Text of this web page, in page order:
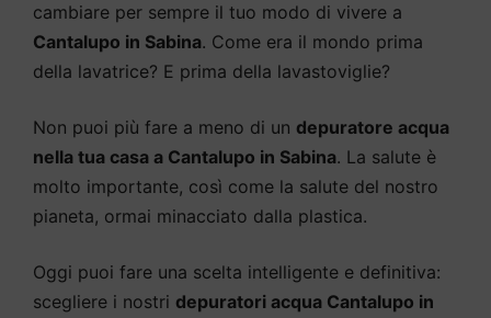
cambiare per sempre il tuo modo di vivere a
Cantalupo in Sabina. Come era il mondo prima
della lavatrice? E prima della lavastoviglie?
Non puoi più fare a meno di un depuratore acqua
nella tua casa a Cantalupo in Sabina. La salute è
molto importante, così come la salute del nostro
pianeta, ormai minacciato dalla plastica.
Oggi puoi fare una scelta intelligente e definitiva:
scegliere i nostri depuratori acqua Cantalupo in